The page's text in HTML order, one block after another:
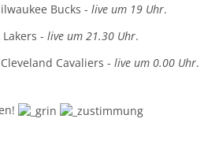
Bucks - live um 19 Uhr.
- live um 21.30 Uhr.
Cavaliers - live um 0.00 Uhr.